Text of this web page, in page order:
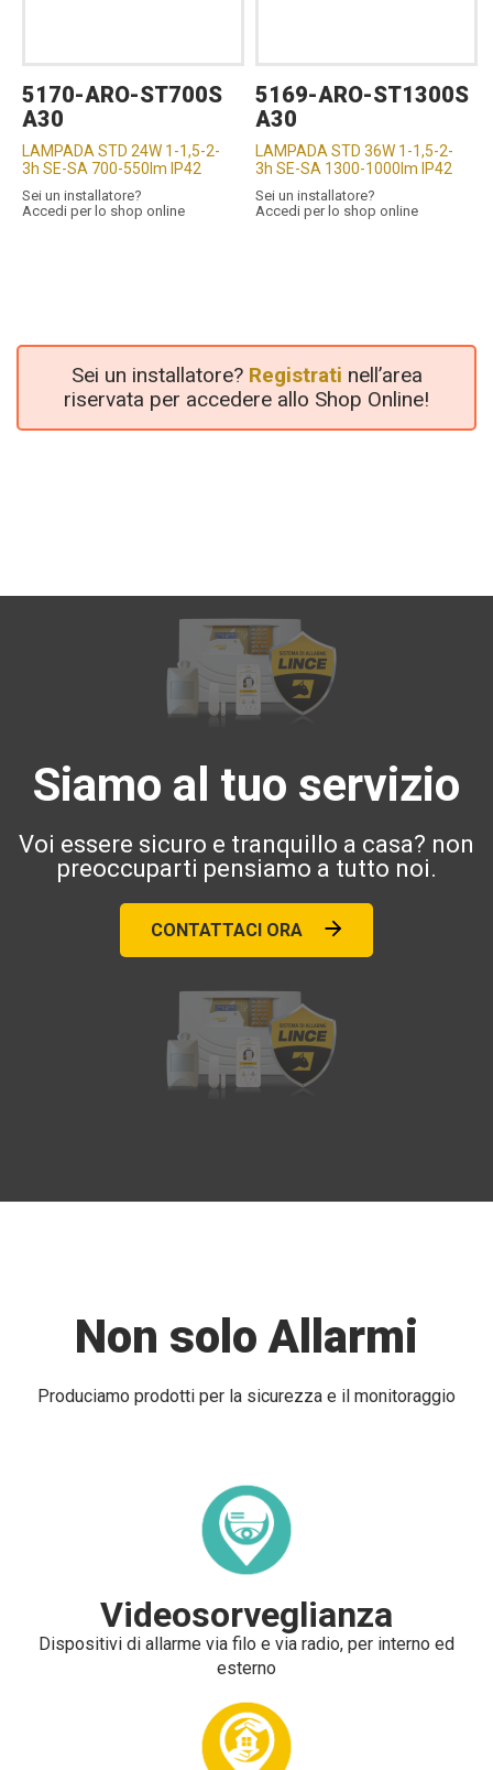
5170-ARO-ST700S
A30
LAMPADA STD 24W 1-1,5-2-
3h SE-SA 700-550lm IP42
Sei un installatore?
Accedi per lo shop online
5169-ARO-ST1300S
A30
LAMPADA STD 36W 1-1,5-2-
3h SE-SA 1300-1000lm IP42
Sei un installatore?
Accedi per lo shop online
Sei un installatore? Registrati nell’area
riservata per accedere allo Shop Online!
Siamo al tuo servizio
Voi essere sicuro e tranquillo a casa? non
preoccuparti pensiamo a tutto noi.
CONTATTACI ORA
Non solo Allarmi
Produciamo prodotti per la sicurezza e il monitoraggio
Videosorveglianza
Dispositivi di allarme via filo e via radio, per interno ed
esterno